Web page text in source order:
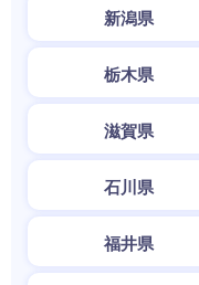
新潟県
栃木県
滋賀県
石川県
福井県